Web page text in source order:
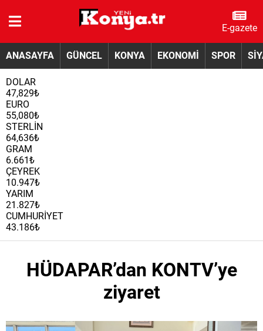
E-gazete
ANASAYFA GÜNCEL KONYA EKONOMİ SPOR
DOLAR
47,829₺
EURO
55,080₺
STERLİN
64,636₺
GRAM
6.661₺
ÇEYREK
10.947₺
YARIM
21.827₺
CUMHURİYET
43.186₺
HÜDAPAR’dan KONTV’ye
ziyaret